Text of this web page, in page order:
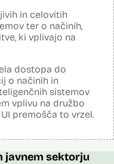
in celovitih
ter o načinih,
ki vplivajo na
dostopa do
o načinih in
sistemov
vplivu na družbo
premošča to vrzel.
javnem sektorju